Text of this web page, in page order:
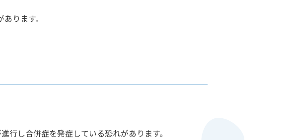
ります。
し合併症を発症している恐れがあります。